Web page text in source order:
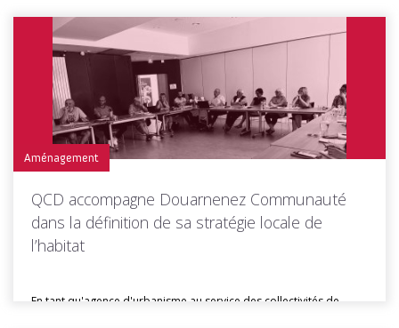
Toutes les actus de cette rubrique LIRE LA SUITE
Aménagement
QCD accompagne Douarnenez Communauté
dans la définition de sa stratégie locale de
l’habitat
En tant qu'agence d'urbanisme au service des collectivités de